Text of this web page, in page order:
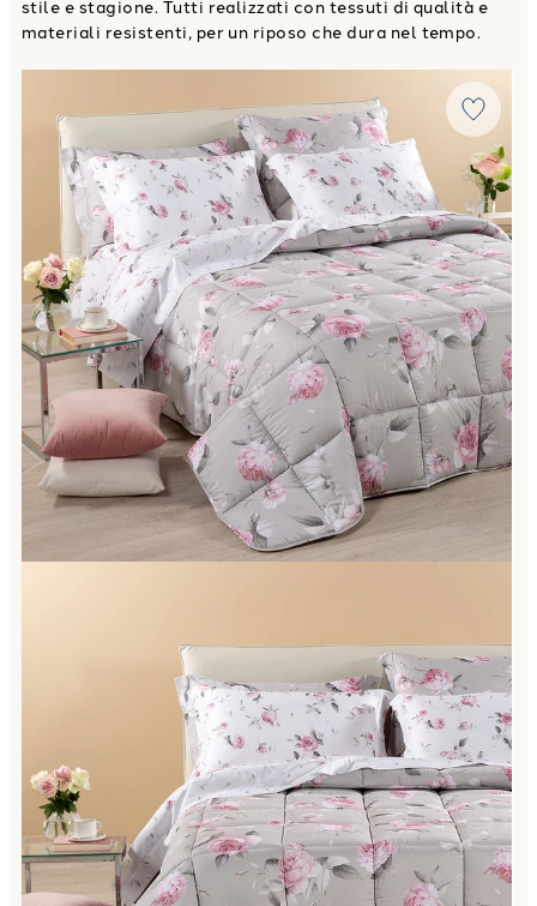
stile e stagione. Tutti realizzati con tessuti di qualità e
materiali resistenti, per un riposo che dura nel tempo.
Trapunta Matrimoniale bella rosa Floreale in